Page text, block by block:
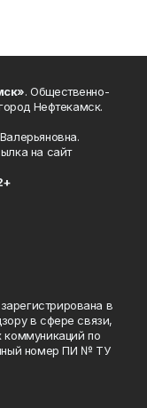
. Общественно-
Нефтекамск.
на сайт
в
в сфере связи,
коммуникаций по
номер ПИ № ТУ